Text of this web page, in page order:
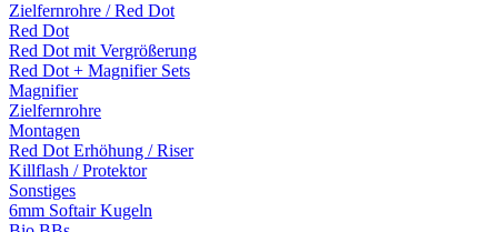
Zielfernrohre / Red Dot
Red Dot
Red Dot mit Vergrößerung
Red Dot + Magnifier Sets
Magnifier
Zielfernrohre
Montagen
Red Dot Erhöhung / Riser
Killflash / Protektor
Sonstiges
6mm Softair Kugeln